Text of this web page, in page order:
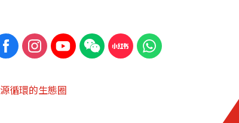
循環的生態圈